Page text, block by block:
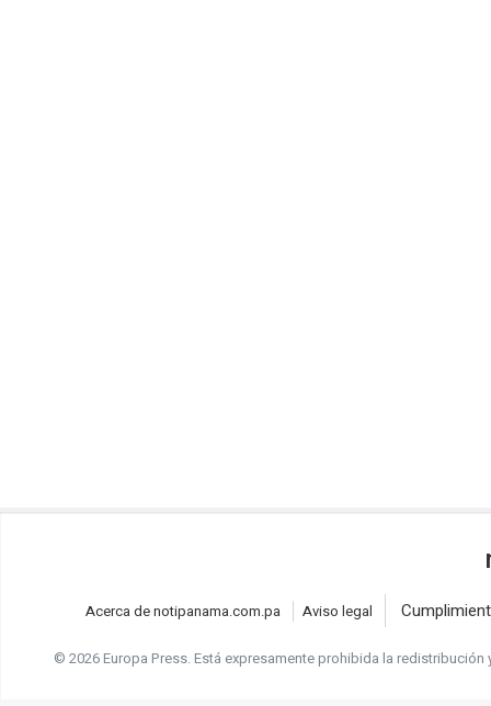
Acerca de notipanama.com.pa Aviso legal
© 2026 Europa Press.Está expresamente prohibida la